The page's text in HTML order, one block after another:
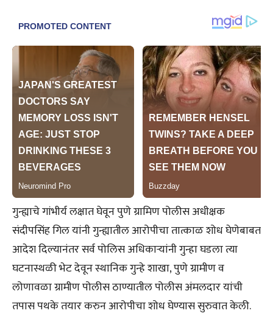
गुन्ह्याचे गांभीर्य लक्षात घेवून पुणे ग्रामिण पोलीस अधीक्षक
संदीपसिंह गिल यांनी गुन्ह्यातील आरोपीचा तात्काळ शोध घेणेबाबत
आदेश दिल्यानंतर सर्व पोलिस अधिकाऱ्यांनी गुन्हा घडला त्या
घटनास्थळी भेट देवून स्थानिक गुन्हे शाखा, पुणे ग्रामीण व
लोणावळा ग्रामीण पोलीस ठाण्यातील पोलीस अंमलदार यांची
तपास पथके तयार करुन आरोपीचा शोध घेण्यास सुरुवात केली.